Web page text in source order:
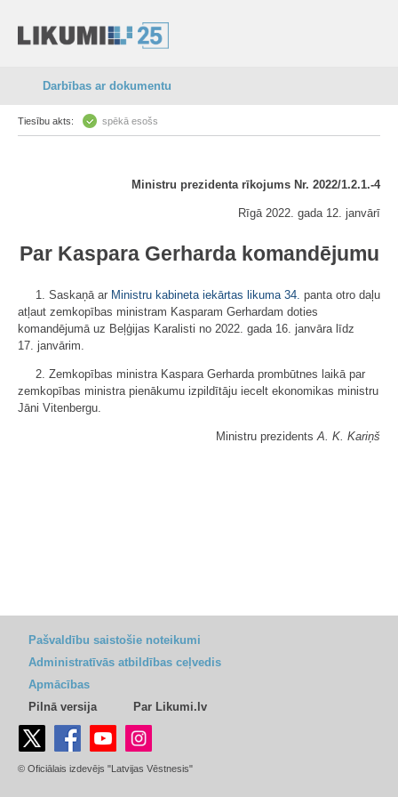
Darbības ar dokumentu
Tiesību akts: spēkā esošs
Ministru prezidenta rīkojums Nr. 2022/1.2.1.-4
Rīgā 2022. gada 12. janvārī
Par Kaspara Gerharda komandējumu
1. Saskaņā ar Ministru kabineta iekārtas likuma 34. panta otro daļu
atļaut zemkopības ministram Kasparam Gerhardam doties
komandējumā uz Beļģijas Karalisti no 2022. gada 16. janvāra līdz
17. janvārim.
2. Zemkopības ministra Kaspara Gerharda prombūtnes laikā par
zemkopības ministra pienākumu izpildītāju iecelt ekonomikas ministru
Jāni Vitenbergu.
Ministru prezidentsA. K. Kariņš
Pašvaldību saistošie noteikumi
Administratīvās atbildības ceļvedis
Apmācības
Pilnā versija
Par Likumi.lv
© Oficiālais izdevējs "Latvijas Vēstnesis"